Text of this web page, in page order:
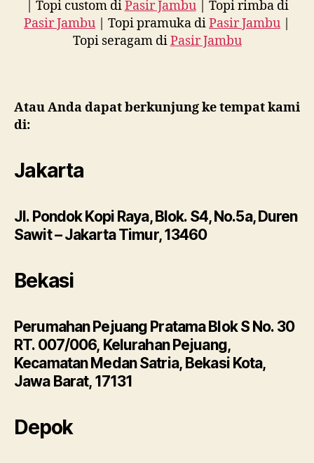
| Topi custom diPasir Jambu| Topi rimba di
Pasir Jambu | Topi pramuka diPasir Jambu |
Topi seragam diPasir Jambu
Atau Anda dapat berkunjung ke tempat kami
di:
Jakarta
Jl. Pondok Kopi Raya, Blok. S4, No.5a, Duren
Sawit – Jakarta Timur, 13460
Bekasi
Perumahan Pejuang Pratama Blok S No. 30
RT. 007/006, Kelurahan Pejuang,
Kecamatan Medan Satria, Bekasi Kota,
Jawa Barat, 17131
Depok